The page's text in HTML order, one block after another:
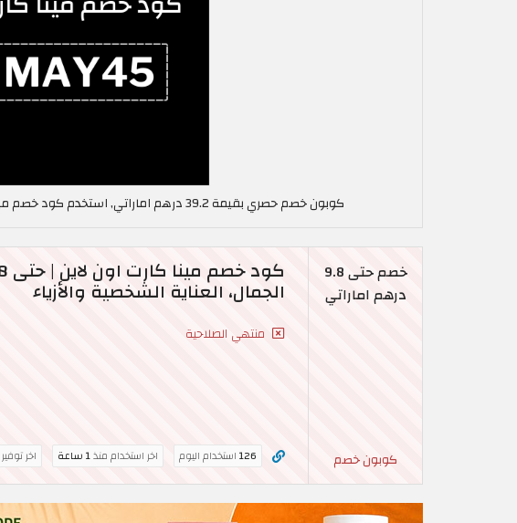
كوبون خصم حصري بقيمة 39.2 درهم اماراتي, استخدم كود خصم مينا كارت في الإمارات العربية MAY45
خصم حتى 9.8
درهم اماراتي
كوبون خصم
الجمال، العناية الشخصية والأزياء
منتهي الصلاحية
126استخدام اليوم اخر استخدام منذ1 ساعة اخر توفير